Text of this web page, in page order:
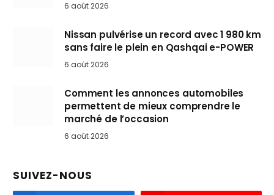
6 août 2026
Nissan pulvérise un record avec 1 980 km
sans faire le plein en Qashqai e-POWER
6 août 2026
Comment les annonces automobiles
permettent de mieux comprendre le
marché de l’occasion
6 août 2026
SUIVEZ-NOUS